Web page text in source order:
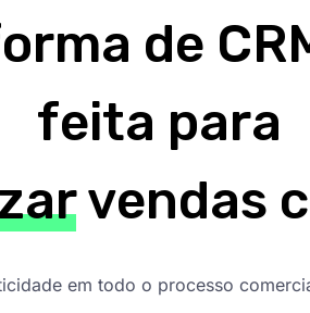
de
feita para
vendas
em todo o processo